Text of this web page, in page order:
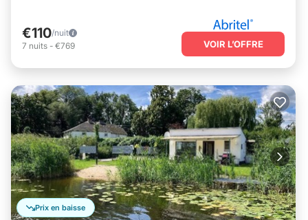
€110/nuit
7 nuits - €769 VOIR L’OFFRE
Prix en baisse